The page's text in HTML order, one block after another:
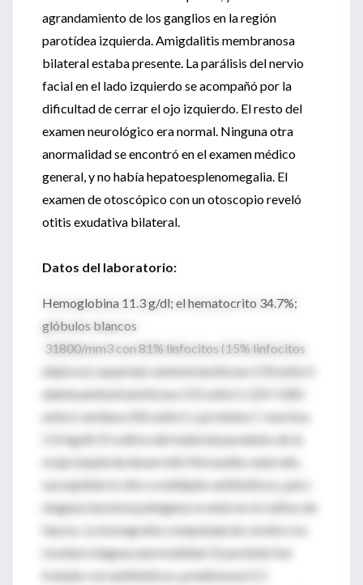
agrandamiento de los ganglios en la región
parotídea izquierda. Amigdalitis membranosa
bilateral estaba presente. La parálisis del nervio
facial en el lado izquierdo se acompañó por la
dificultad de cerrar el ojo izquierdo. El resto del
examen neurológico era normal. Ninguna otra
anormalidad se encontró en el examen médico
general, y no había hepatoesplenomegalia. El
examen de otoscópico con un otoscopio reveló
otitis exudativa bilateral.
Datos del laboratorio:
Hemoglobina 11.3 g/dl; el hematocrito 34.7%;
glóbulos blancos
31800/mm3 con 81% linfocitos (15% linfocitos
atípicos); aspartato aminotransferasa 133 units/l;
alaninoaminotransferasa 152 units/l; LDH 1281
units/l; amilasa 242 units/l; y proteína C-reactiva
1.0 mg/dl. El cultivo del material purulento de la
oreja izquierda desarrolló Moraxella catarralis,
susceptible in vitro a múltiples antibióticos, pero
ninguna bacteria patógena se aisló en el cultivo de
fauces. La tomografía computada de cerebro no
revelaró ninguna anormalidad. El paciente fue
tratado con antibióticos, prednisona (1.5